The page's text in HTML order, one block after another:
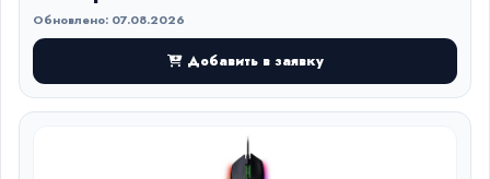
Обновлено: 07.08.2026
Добавить в заявку